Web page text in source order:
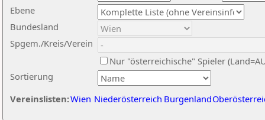
Ebene
Sortierung
Bundesland
Spgem./Kreis/Verein
Nur "österreichische" Spieler
Vereinslisten:Wien Niederösterreich Burgenland